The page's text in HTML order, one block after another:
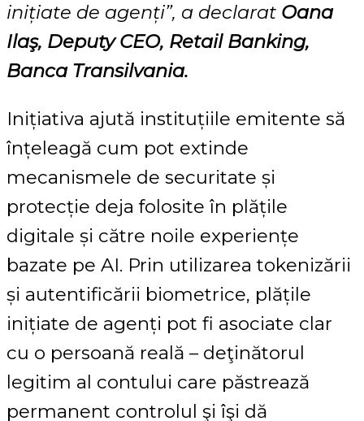
inițiate de agenți”, a declarat Oana
Ilaş, Deputy CEO, Retail Banking,
Banca Transilvania.
Inițiativa ajută instituțiile emitente să
înțeleagă cum pot extinde
mecanismele de securitate și
protecție deja folosite în plățile
digitale și către noile experiențe
bazate pe AI. Prin utilizarea tokenizării
și autentificării biometrice, plățile
inițiate de agenți pot fi asociate clar
cu o persoană reală – deţinătorul
legitim al contului care păstrează
permanent controlul şi îşi dă